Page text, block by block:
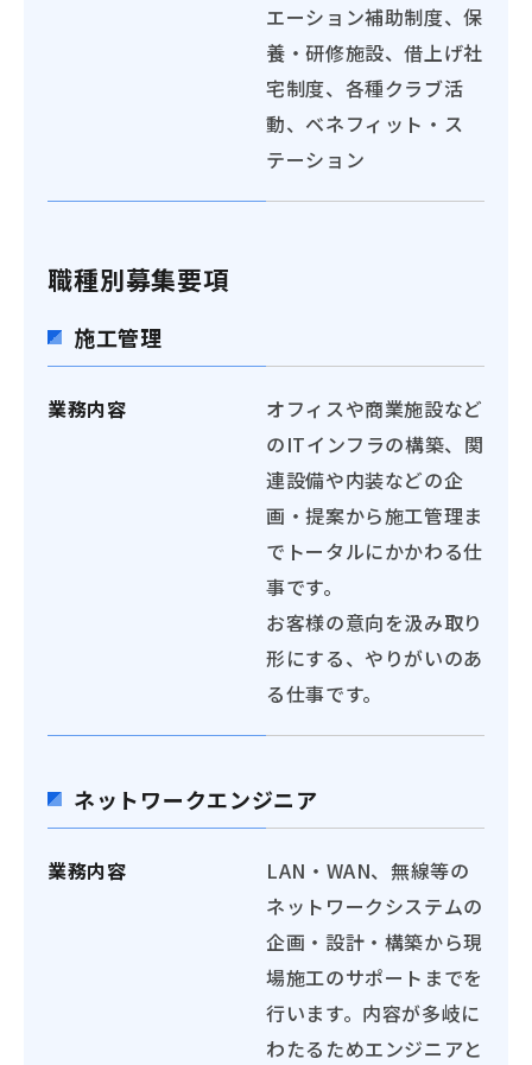
エーション補助制度、保
養・研修施設、借上げ社
宅制度、各種クラブ活
動、ベネフィット・ス
テーション
職種別募集要項
施工管理
業務内容
オフィスや商業施設など
のITインフラの構築、関
連設備や内装などの企
画・提案から施工管理ま
でトータルにかかわる仕
事です。
お客様の意向を汲み取り
形にする、やりがいのあ
る仕事です。
ネットワークエンジニア
業務内容
LAN・WAN、無線等の
ネットワークシステムの
企画・設計・構築から現
場施工のサポートまでを
行います。内容が多岐に
わたるためエンジニアと